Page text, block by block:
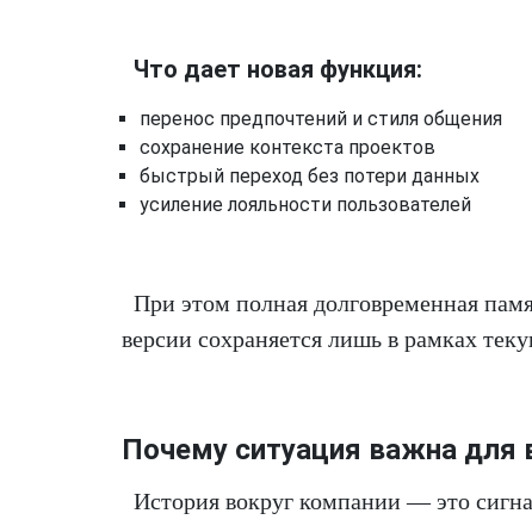
Что дает новая функция:
перенос предпочтений и стиля общения
сохранение контекста проектов
быстрый переход без потери данных
усиление лояльности пользователей
При этом полная долговременная
версии сохраняется лишь в рамках
Почему ситуация важна для
История вокруг компании — это